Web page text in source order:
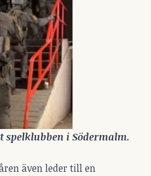
i Södermalm.
även leder till en